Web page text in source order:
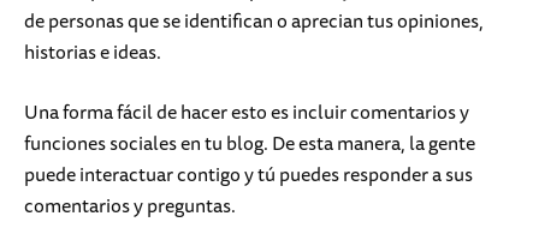
de personas que se identifican o aprecian tus opiniones,
historias e ideas.
Una forma fácil de hacer esto es incluir comentarios y
funciones sociales en tu blog. De esta manera, la gente
puede interactuar contigo y tú puedes responder a sus
comentarios y preguntas.